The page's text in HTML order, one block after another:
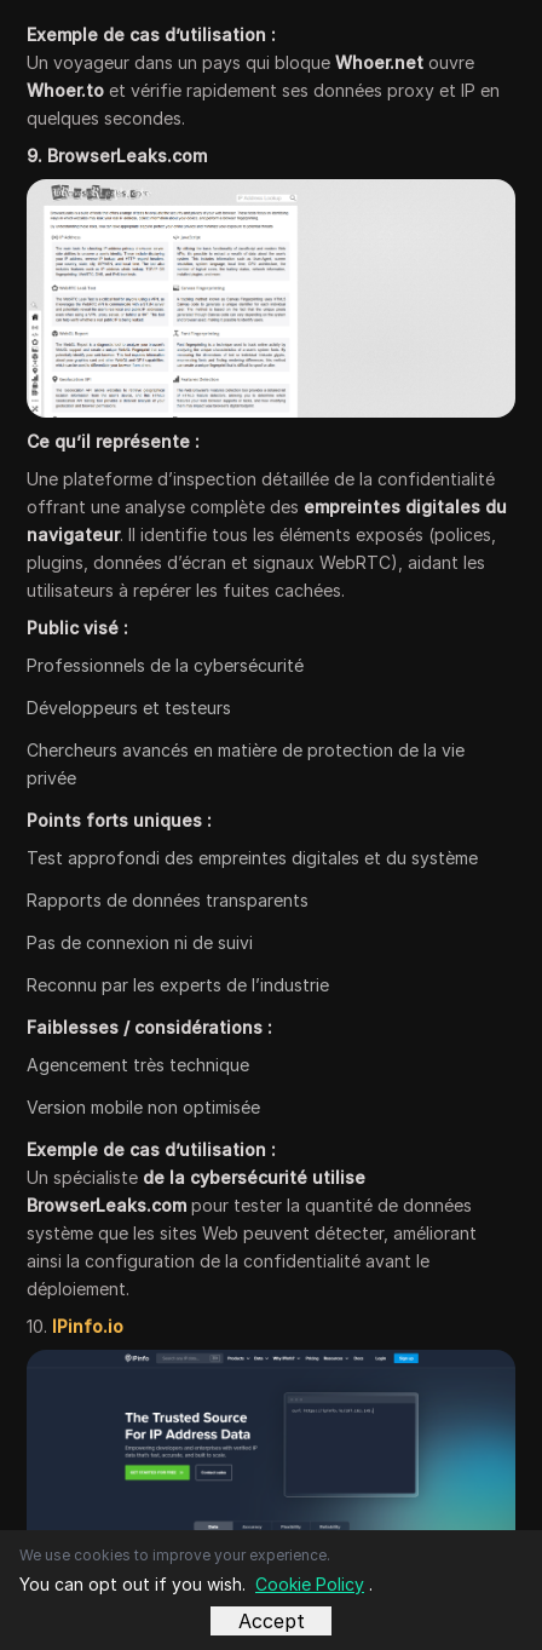
Exemple de cas d’utilisation :
Un voyageur dans un pays qui bloqueWhoer.net ouvre
Whoer.to et vérifie rapidement ses données proxy et IP en
quelques secondes.
9. BrowserLeaks.com
Ce qu’il représente :
Une plateforme d’inspection détaillée de la confidentialité
offrant une analyse complète des empreintes digitales du
navigateur. Il identifie tous les éléments exposés (polices,
plugins, données d’écran et signaux WebRTC), aidant les
utilisateurs à repérer les fuites cachées.
Public visé :
Professionnels de la cybersécurité
Développeurs et testeurs
Chercheurs avancés en matière de protection de la vie
privée
Points forts uniques :
Test approfondi des empreintes digitales et du système
Rapports de données transparents
Pas de connexion ni de suivi
Reconnu par les experts de l’industrie
Faiblesses / considérations :
Agencement très technique
Version mobile non optimisée
Exemple de cas d’utilisation :
Un spécialiste de la cybersécurité utilise
BrowserLeaks.com pour tester la quantité de données
système que les sites Web peuvent détecter, améliorant
ainsi la configuration de la confidentialité avant le
déploiement.
10.
IPinfo.io
We use cookies to improve your experience.
You can opt out if you wish. Cookie Policy .
Accept